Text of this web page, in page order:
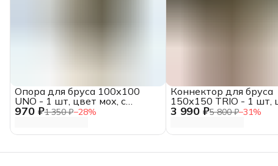
970 ₽1 350 ₽−28%
Опора для бруса 100х100
UNO - 1 шт, цвет мох, с
шурупами
3 990 ₽5 800 ₽−31%
Коннектор для бруса
150x150 TRIO - 1 шт,
мох, с шурупами